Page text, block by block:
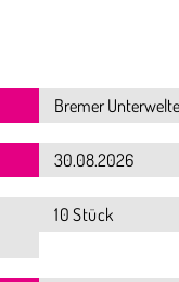
10 Stück